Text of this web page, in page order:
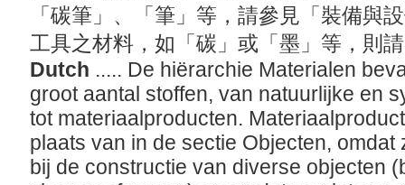
「碳筆」、「筆」等，請參見「裝備與
工具之材料，如「碳」或「墨」等，則
Dutch ..... De hiërarchie Materialen
groot aantal stoffen, van natuurlijke en
tot materiaalproducten.
plaats van in de sectie Objecten,
bij de constructie van diverse objecten